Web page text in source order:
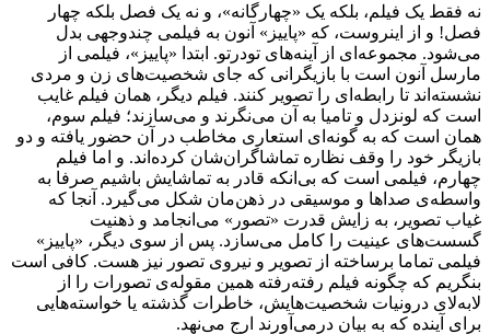
نه فقط یک فیلم، بلکه یک «چهارگانه»، و نه یک فصل بلکه چهار
فصل! و از اینروست، که «پاییز» آنون به فیلمی چندوجهی بدل
می‌شود. مجموعه‌ای از آینه‌های تو‌درتو. ابتدا «پاییز»، فیلمی از
مارسل آنون است با بازیگرانی که جای شخصیت‌های زن و مردی
نشسته‌اند تا رابطه‌ای را تصویر کنند. فیلم دیگر، همان فیلم غایب
است که لونزدل و تامیا به آن می‌نگرند و می‌سازند؛ فیلم سوم،
همان است که به گونه‌ای استعاری مخاطب در آن حضور یافته و دو
بازیگر خود را وقف نظاره‌ تماشاگران‌شان کرده‌اند. و اما فیلم
چهارم، فیلمی است که بی‌انکه قادر به تماشایش باشیم صرفا به
واسطه‌ی صداها و موسیقی در ذهن‌مان شکل می‌گیرد. آنجا که
غیاب تصویر، به زایش قدرت «تصور» می‌انجامد و ذهنیت
گسست‌های عینیت را کامل می‌سازد. پس از سوی دیگر، «پاییز»
فیلمی تماما برساخته از تصویر و نیروی تصور نیز هست. کافی است
بنگریم که چگونه فیلم رفته‌رفته همین مقوله‌ی تصورات را از
لابه‌لای درونیات شخصیت‌هایش، خاطرات گذشته یا خواسته‌هایی
برای آینده که به بیان درمی‌آورند ارج می‌نهد.